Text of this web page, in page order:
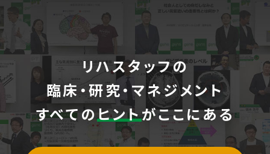
リハスタッフの
臨床・研究・マネジメント
すべてのヒントがここにある